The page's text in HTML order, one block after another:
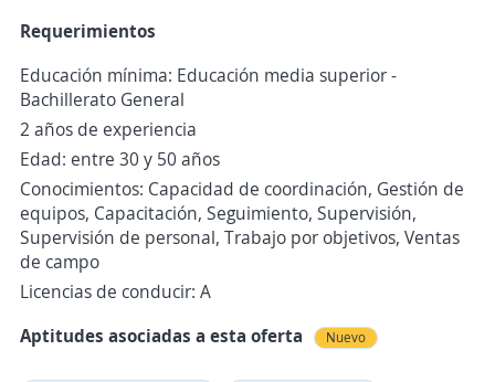
Requerimientos
Educación mínima: Educación media superior -
Bachillerato General
2 años de experiencia
Edad: entre 30 y 50 años
Conocimientos: Capacidad de coordinación, Gestión de
equipos, Capacitación, Seguimiento, Supervisión,
Supervisión de personal, Trabajo por objetivos, Ventas
de campo
Licencias de conducir: A
Aptitudes asociadas a esta oferta
Nuevo